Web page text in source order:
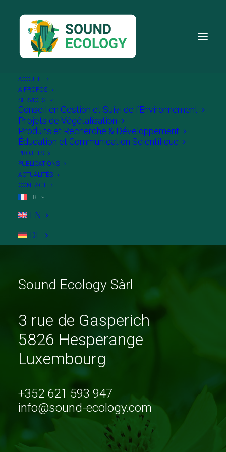
ACCUEIL
À PROPOS
SERVICES
Conseil en Gestion et Suivi de l’Environnement
Projets de Végétalisation
Produits et Recherche & Développement
Éducation et Communication Scientifique
PROJETS
PUBLICATIONS
ACTUALITÉS
CONTACT
FR
EN
DE
Monitoring de la flore le long de
la route de Trèves au Findel
Sound Ecology Sàrl
3 rue de Gasperich
5826 Hesperange
Luxembourg
+352 621 593 947
info@sound-ecology.com